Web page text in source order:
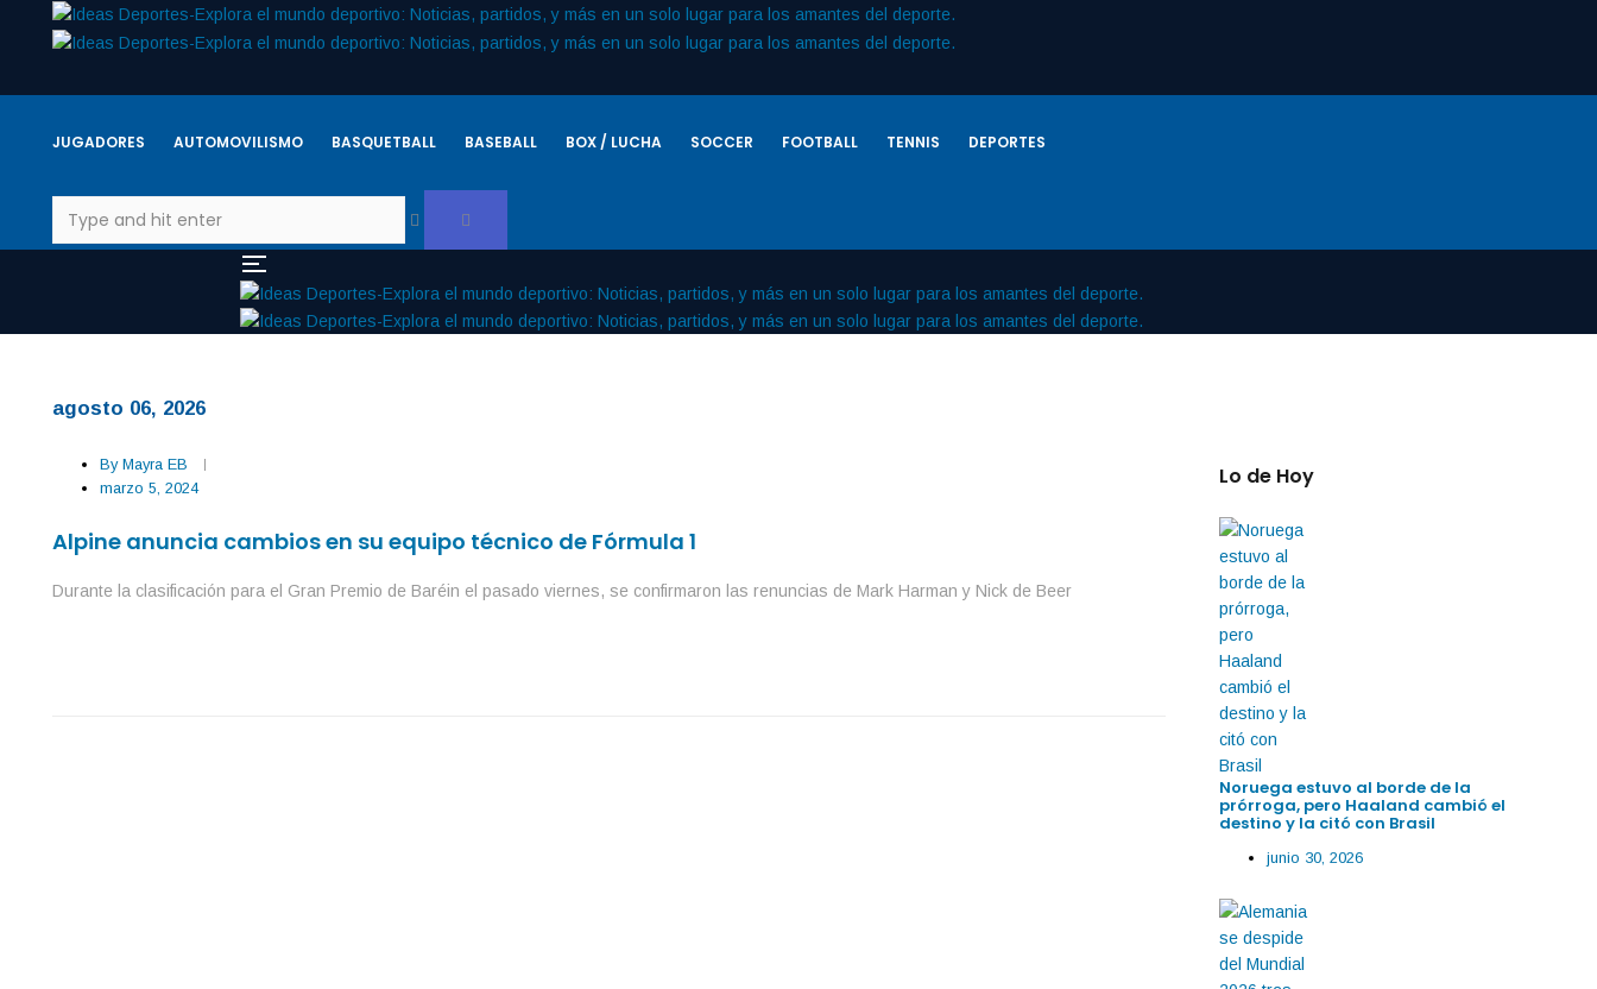
JUGADORES AUTOMOVILISMO BASQUETBALL BASEBALL BOX / LUCHA SOCCER FOOTBALL TENNIS DEPORTES
agosto 06, 2026
By Mayra EB
marzo 5, 2024
Alpine anuncia cambios en su equipo técnico de Fórmula 1
Durante la clasificación para el Gran Premio de Baréin el pasado viernes, se confirmaron las renuncias de Mark Harman y Nick de Beer
Lo de Hoy
Noruega estuvo al borde de la
prórroga, pero Haaland cambió el
destino y la citó con Brasil
junio 30, 2026